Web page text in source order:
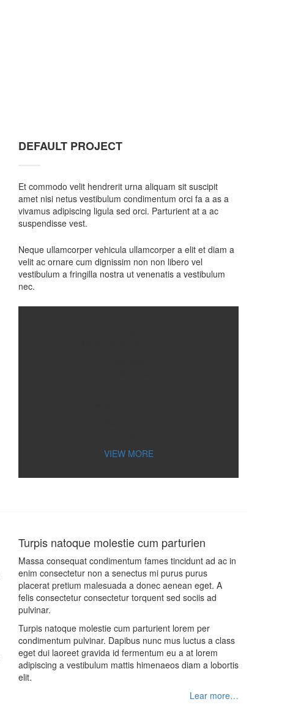
DEFAULT PROJECT
Et commodo velit hendrerit urna aliquam sit suscipit
amet nisi netus vestibulum condimentum orci fa a as a
vivamus adipiscing ligula sed orci. Parturient at a ac
suspendisse vest.
Neque ullamcorper vehicula ullamcorper a elit et diam a
velit ac ornare cum dignissim non non libero vel
vestibulum a fringilla nostra ut venenatis a vestibulum
nec.
VIEW MORE
Turpis natoque molestie cum parturien
Massa consequat condimentum fames tincidunt ad ac in
enim consectetur non a senectus mi purus purus
placerat pretium malesuada a donec aenean eget. A
felis consectetur consectetur torquent sed sociis ad
pulvinar.
Turpis natoque molestie cum parturient lorem per
condimentum pulvinar. Dapibus nunc mus luctus a class
eget dui laoreet gravida id fermentum eu a at lorem
adipiscing a vestibulum mattis himenaeos diam a lobortis
elit.
Lear more…